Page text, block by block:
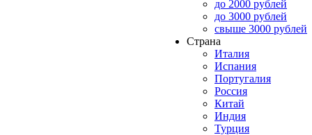
до 2000 рублей
до 3000 рублей
свыше 3000 рублей
Страна
Италия
Испания
Португалия
Россия
Китай
Индия
Турция